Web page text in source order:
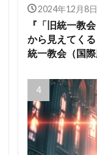
2024年12月8日
『「旧統一教
から見えてく
統一教会（国